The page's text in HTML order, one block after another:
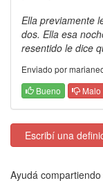
Ella previamente
dos. Ella esa
resentido le dice
Enviado por
Bueno
Malo
Escribí una
Ayudá